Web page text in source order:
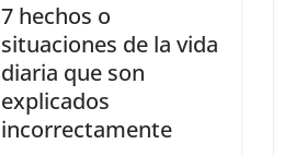
7 hechos o
situaciones de la vida
diaria que son
explicados
incorrectamente